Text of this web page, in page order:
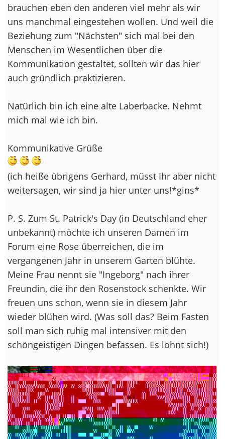
brauchen eben den anderen viel mehr als wir
uns manchmal eingestehen wollen. Und weil die
Beziehung zum "Nächsten" sich mal bei den
Menschen im Wesentlichen über die
Kommunikation gestaltet, sollten wir das hier
auch gründlich praktizieren.
Natürlich bin ich eine alte Laberbacke. Nehmt
mich mal wie ich bin.
Kommunikative Grüße
(ich heiße übrigens Gerhard, müsst Ihr aber nicht
weitersagen, wir sind ja hier unter uns!*gins*
P. S. Zum St. Patrick's Day (in Deutschland eher
unbekannt) möchte ich unseren Damen im
Forum eine Rose überreichen, die im
vergangenen Jahr in unserem Garten blühte.
Meine Frau nennt sie "Ingeborg" nach ihrer
Freundin, die ihr den Rosenstock schenkte. Wir
freuen uns schon, wenn sie in diesem Jahr
wieder blühen wird. (Was soll das? Beim Fasten
soll man sich ruhig mal intensiver mit den
schöngeistigen Dingen befassen. Es lohnt sich!)